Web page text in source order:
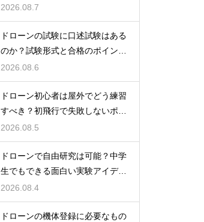
解説
2026.08.7
ドローンの試験に口述試験はある
のか？試験形式と合格のポイント
を解説
2026.08.6
ドローン初心者は屋外でどう練習
すべき？初飛行で失敗しないポイ
ント
2026.08.5
ドローンで自由研究は可能？中学
生でもできる面白い実験アイデア
を紹介
2026.08.4
ドローンの機体登録に必要なもの